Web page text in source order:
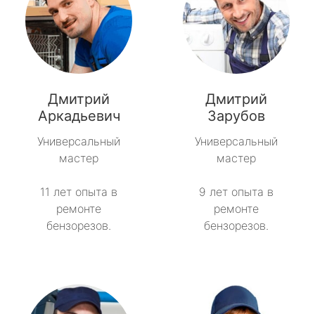
Дмитрий
Аркадьевич
Универсальный
мастер
11 лет опыта в
ремонте
бензорезов.
Дмитрий
Зарубов
Универсальный
мастер
9 лет опыта в
ремонте
бензорезов.